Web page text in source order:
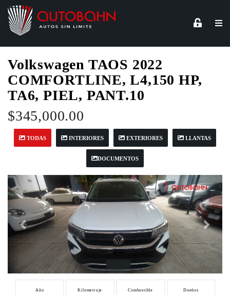
Volkswagen TAOS 2022
COMFORTLINE, L4,150 HP,
TA6, PIEL, PANT.10
$345,000.00
TODAS INTERIORES EXTERIORES LLANTAS
DOCUMENTOS
Anterior
Año Kilometraje Combustible Dueños